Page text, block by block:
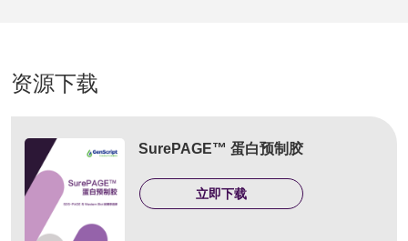
资源下载
SurePAGE™ 蛋白预制胶
立即下载